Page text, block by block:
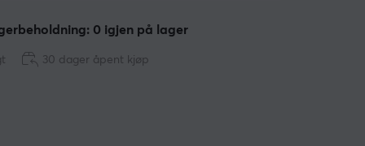
0 igjen på lager
30 dager åpent kjøp